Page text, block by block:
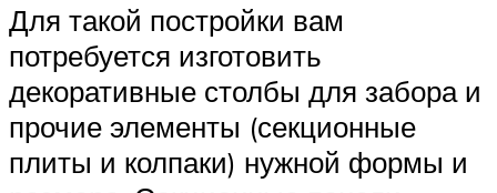
Для такой постройки вам
потребуется изготовить
декоративные столбы для забора и
прочие элементы (секционные
плиты и колпаки) нужной формы и